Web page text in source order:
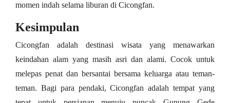
momen indah selama liburan di Cicongfan.
Kesimpulan
Cicongfan adalah destinasi wisata yang menawarkan
keindahan alam yang masih asri dan alami. Cocok untuk
melepas penat dan bersantai bersama keluarga atau teman-
teman. Bagi para pendaki, Cicongfan adalah tempat yang